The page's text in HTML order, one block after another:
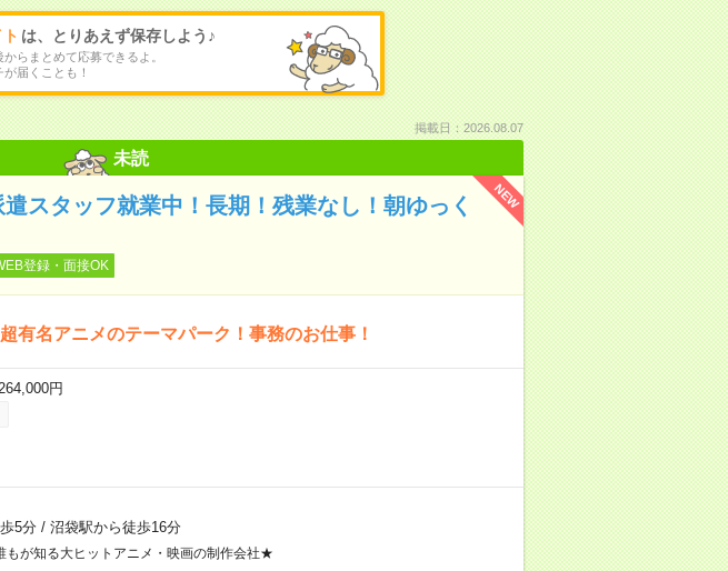
は、とりあえず保存しよう♪
らまとめて応募できるよ。
届くことも！
掲載日：2026.08.07
未読
NEW
スタッフ就業中！長期！残業なし！朝ゆっく
登録・面接OK
有名アニメのテーマパーク！事務のお仕事！
円
5分/ 沼袋駅から徒歩16分
が知る大ヒットアニメ・映画の制作会社★